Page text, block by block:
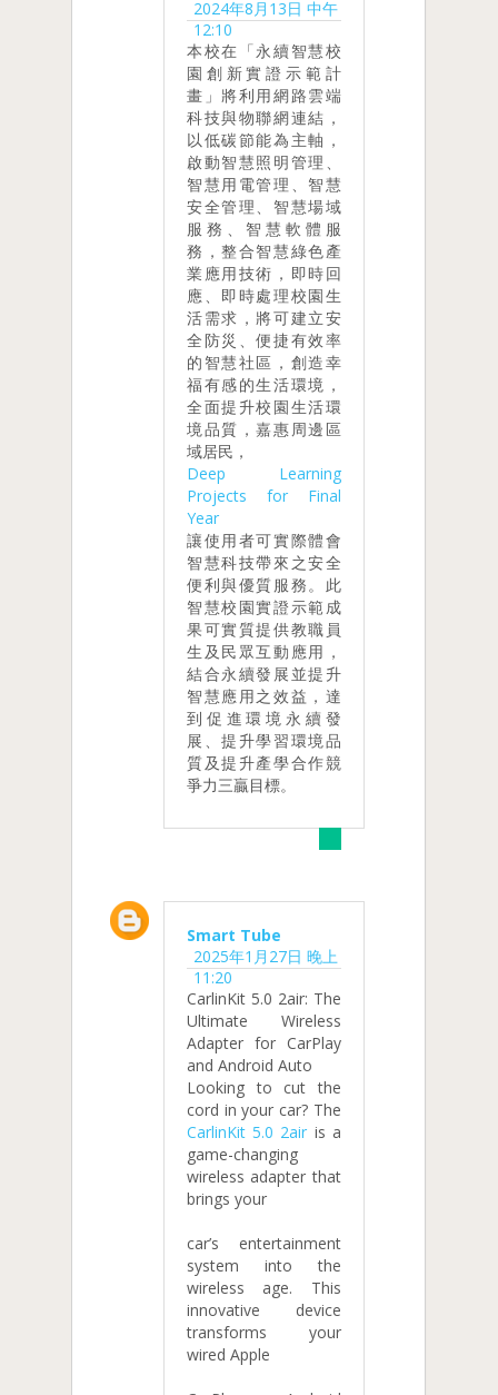
2024年8月13日 中午
12:10
本校在「永續智慧校
園創新實證示範計
畫」將利用網路雲端
科技與物聯網連結，
以低碳節能為主軸，
啟動智慧照明管理、
智慧用電管理、智慧
安全管理、智慧場域
服務、智慧軟體服
務，整合智慧綠色產
業應用技術，即時回
應、即時處理校園生
活需求，將可建立安
全防災、便捷有效率
的智慧社區，創造幸
福有感的生活環境，
全面提升校園生活環
境品質，嘉惠周邊區
域居民，
Deep Learning
Projects for Final
Year
讓使用者可實際體會
智慧科技帶來之安全
便利與優質服務。此
智慧校園實證示範成
果可實質提供教職員
生及民眾互動應用，
結合永續發展並提升
智慧應用之效益，達
到促進環境永續發
展、提升學習環境品
質及提升產學合作競
爭力三贏目標。
Smart Tube
2025年1月27日 晚上
11:20
CarlinKit 5.0 2air: The
Ultimate Wireless
Adapter for CarPlay
and Android Auto
Looking to cut the
cord in your car? The
CarlinKit 5.0 2air is a
game-changing
wireless adapter that
brings your
car’s entertainment
system into the
wireless age. This
innovative device
transforms your
wired Apple